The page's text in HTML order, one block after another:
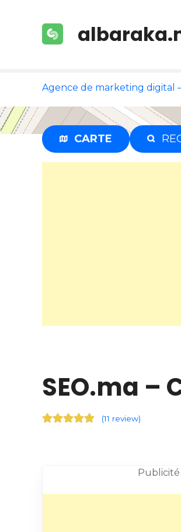
o
n
t
Agence de marketing digital
CARTE
SEO.ma –
(11 review)
Publicité